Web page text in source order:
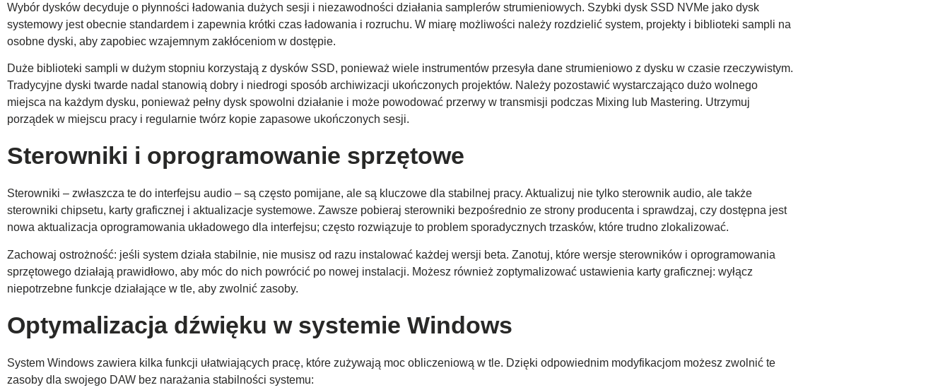
Wybór dysków decyduje o płynności ładowania dużych sesji i niezawodności działania samplerów strumieniowych. Szybki dysk SSD NVMe jako dysk
systemowy jest obecnie standardem i zapewnia krótki czas ładowania i rozruchu. W miarę możliwości należy rozdzielić system, projekty i biblioteki sampli na
osobne dyski, aby zapobiec wzajemnym zakłóceniom w dostępie.
Duże biblioteki sampli w dużym stopniu korzystają z dysków SSD, ponieważ wiele instrumentów przesyła dane strumieniowo z dysku w czasie rzeczywistym.
Tradycyjne dyski twarde nadal stanowią dobry i niedrogi sposób archiwizacji ukończonych projektów. Należy pozostawić wystarczająco dużo wolnego
miejsca na każdym dysku, ponieważ pełny dysk spowolni działanie i może powodować przerwy w transmisji podczas Mixing lub Mastering. Utrzymuj
porządek w miejscu pracy i regularnie twórz kopie zapasowe ukończonych sesji.
Sterowniki i oprogramowanie sprzętowe
Sterowniki – zwłaszcza te do interfejsu audio – są często pomijane, ale są kluczowe dla stabilnej pracy. Aktualizuj nie tylko sterownik audio, ale także
sterowniki chipsetu, karty graficznej i aktualizacje systemowe. Zawsze pobieraj sterowniki bezpośrednio ze strony producenta i sprawdzaj, czy dostępna jest
nowa aktualizacja oprogramowania układowego dla interfejsu; często rozwiązuje to problem sporadycznych trzasków, które trudno zlokalizować.
Zachowaj ostrożność: jeśli system działa stabilnie, nie musisz od razu instalować każdej wersji beta. Zanotuj, które wersje sterowników i oprogramowania
sprzętowego działają prawidłowo, aby móc do nich powrócić po nowej instalacji. Możesz również zoptymalizować ustawienia karty graficznej: wyłącz
niepotrzebne funkcje działające w tle, aby zwolnić zasoby.
Optymalizacja dźwięku w systemie Windows
System Windows zawiera kilka funkcji ułatwiających pracę, które zużywają moc obliczeniową w tle. Dzięki odpowiednim modyfikacjom możesz zwolnić te
zasoby dla swojego DAW bez narażania stabilności systemu: